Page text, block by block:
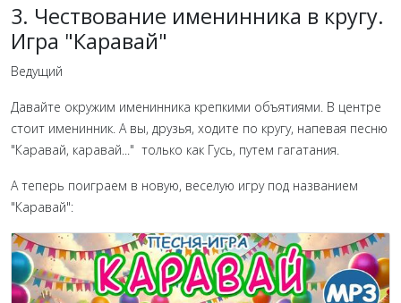
3. Чествование именинника в кругу.
Игра "Каравай"
Ведущий
Давайте окружим именинника крепкими объятиями. В центре
стоит именинник. А вы, друзья, ходите по кругу, напевая песню
"Каравай, каравай..." только как Гусь, путем гагатания.
А теперь поиграем в новую, веселую игру под названием
"Каравай":